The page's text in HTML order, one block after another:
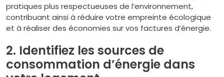
pratiques plus respectueuses de l’environnement,
contribuant ainsi à réduire votre empreinte écologique
et à réaliser des économies sur vos factures d’énergie.
2. Identifiez les sources de
consommation d’énergie dans